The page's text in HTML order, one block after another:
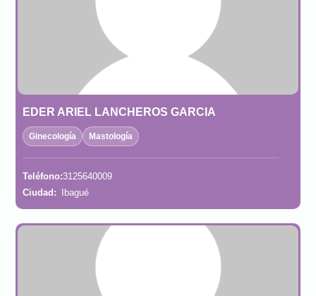
EDER ARIEL LANCHEROS GARCIA
Ginecología Mastología
Teléfono:3125640009
Ciudad:
Ibagué